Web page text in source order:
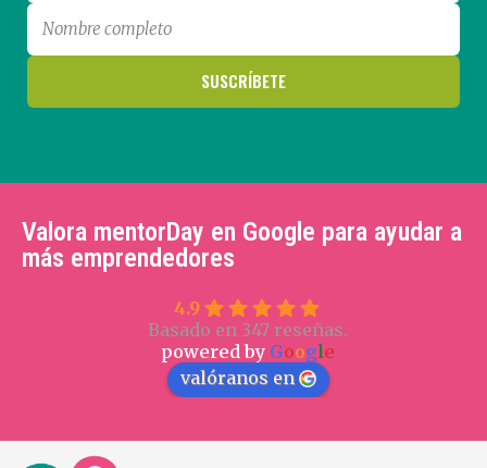
Valora mentorDay en Google para ayudar a
más emprendedores
4.9
Basado en 347 reseñas.
powered by Google
valóranos en